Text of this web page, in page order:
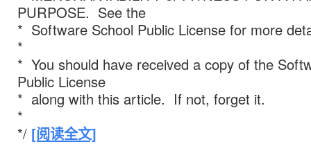
PURPOSE. See the
* Software School Public License for more
*
* You should have received a copy of the
Public License
* along with this article. If not, forget it.
*
*/ [阅读全文]